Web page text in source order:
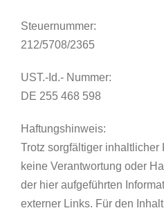
Steuernummer:
212/5708/2365
UST.-Id.- Nummer:
DE 255 468 598
Haftungshinweis:
Trotz sorgfältiger
keine Verantwortung oder
der hier aufgeführten
externer Links. Für den